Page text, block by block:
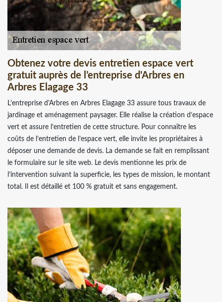
Obtenez votre devis entretien espace vert
gratuit auprès de l’entreprise d'Arbres en
Arbres Elagage 33
L’entreprise d'Arbres en Arbres Elagage 33 assure tous travaux de
jardinage et aménagement paysager. Elle réalise la création d’espace
vert et assure l’entretien de cette structure. Pour connaître les
coûts de l’entretien de l’espace vert, elle invite les propriétaires à
déposer une demande de devis. La demande se fait en remplissant
le formulaire sur le site web. Le devis mentionne les prix de
l’intervention suivant la superficie, les types de mission, le montant
total. Il est détaillé et 100 % gratuit et sans engagement.